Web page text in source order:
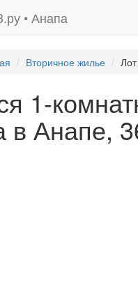
• Анапа
Вторичное жилье
1-
в Анапе,